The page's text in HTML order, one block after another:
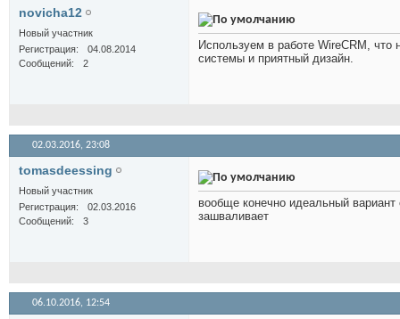
novicha12
Новый участник
Регистрация
04.08.2014
Сообщений
2
Используем в работе WireCRM, что
системы и приятный дизайн.
02.03.2016, 23:08
tomasdeessing
Новый участник
Регистрация
02.03.2016
Сообщений
3
вообще конечно идеальный вариант
зашваливает
06.10.2016, 12:54